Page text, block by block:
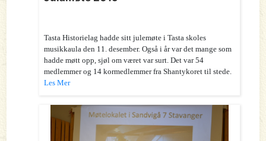
Tasta Historielag hadde sitt julemøte i Tasta skoles
musikkaula den 11. desember. Også i år var det mange som
hadde møtt opp, sjøl om været var surt. Det var 54
medlemmer og 14 kormedlemmer fra Shantykoret til stede.
Les Mer